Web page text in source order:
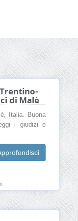
di Malè
Italia. Buona
i giudizi e